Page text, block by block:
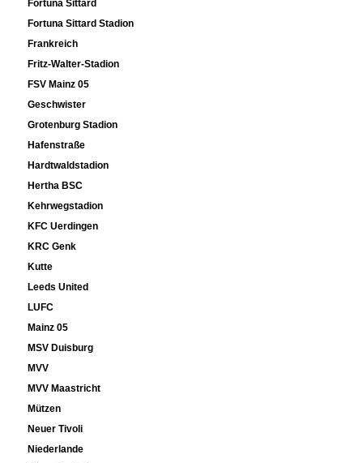
Fortuna Sittard
Fortuna Sittard Stadion
Frankreich
Fritz-Walter-Stadion
FSV Mainz 05
Geschwister
Grotenburg Stadion
Hafenstraße
Hardtwaldstadion
Hertha BSC
Kehrwegstadion
KFC Uerdingen
KRC Genk
Kutte
Leeds United
LUFC
Mainz 05
MSV Duisburg
MVV
MVV Maastricht
Mützen
Neuer Tivoli
Niederlande